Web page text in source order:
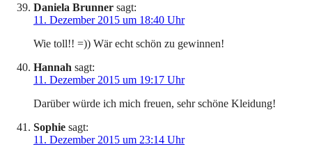
Daniela Brunner sagt:
11. Dezember 2015 um 18:40 Uhr
Wie toll!! =)) Wär echt schön zu gewinnen!
Hannah sagt:
11. Dezember 2015 um 19:17 Uhr
Darüber würde ich mich freuen, sehr schöne Kleidung!
Sophie sagt:
11. Dezember 2015 um 23:14 Uhr